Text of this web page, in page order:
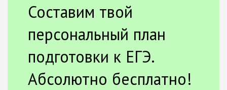
Составим твой
персональный план
подготовки к ЕГЭ.
Абсолютно бесплатно!